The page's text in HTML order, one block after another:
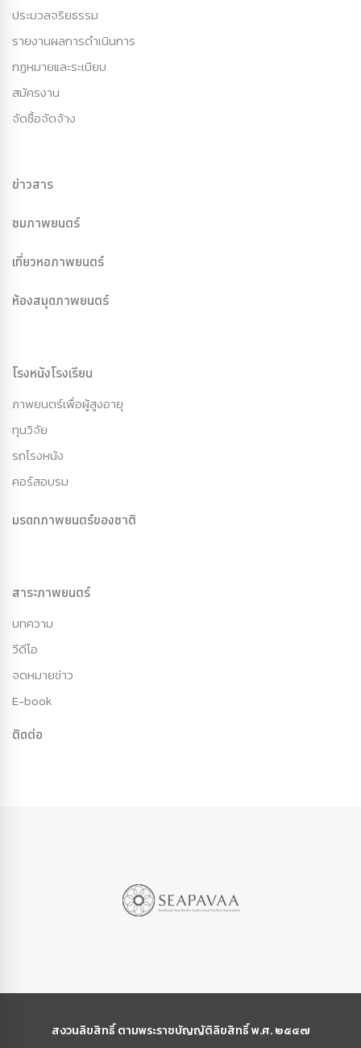
ประมวลจริยธรรม
รายงานผลการดำเนินการ
กฏหมายและระเบียบ
สมัครงาน
จัดซื้อจัดจ้าง
ข่าวสาร
ชมภาพยนตร์
เที่ยวหอภาพยนตร์
ห้องสมุดภาพยนตร์
โรงหนังโรงเรียน
ภาพยนตร์เพื่อผู้สูงอายุ
ทุนวิจัย
รถโรงหนัง
คอร์สอบรม
มรดกภาพยนตร์ของชาติ
สาระภาพยนตร์
บทความ
วีดีโอ
จดหมายข่าว
E-book
ติดต่อ
สงวนลิขสิทธิ์ ตามพระราชบัญญัติลิขสิทธิ์ พ.ศ. ๒๕๔๗